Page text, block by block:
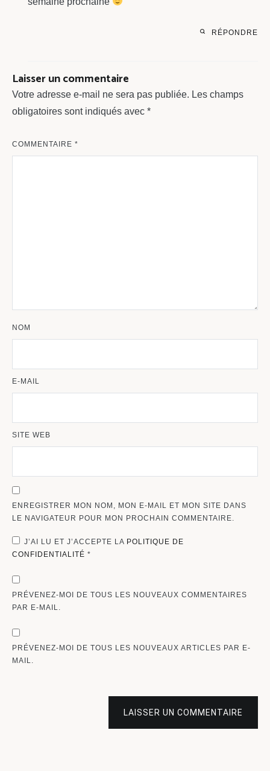
RÉPONDRE
Laisser un commentaire
Votre adresse e-mail ne sera pas publiée. Les champs
obligatoires sont indiqués avec *
COMMENTAIRE *
NOM
E-MAIL
SITE WEB
ENREGISTRER MON NOM, MON E-MAIL ET MON SITE DANS
LE NAVIGATEUR POUR MON PROCHAIN COMMENTAIRE.
J’AI LU ET J’ACCEPTE LA POLITIQUE DE
CONFIDENTIALITÉ *
PRÉVENEZ-MOI DE TOUS LES NOUVEAUX COMMENTAIRES
PAR E-MAIL.
PRÉVENEZ-MOI DE TOUS LES NOUVEAUX ARTICLES PAR E-
MAIL.
LAISSER UN COMMENTAIRE